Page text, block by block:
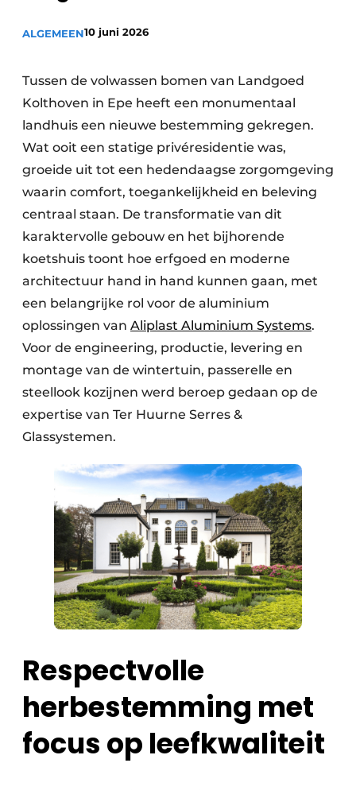
ALGEMEEN10 juni 2026
Tussen de volwassen bomen van Landgoed
Kolthoven in Epe heeft een monumentaal
landhuis een nieuwe bestemming gekregen.
Wat ooit een statige privéresidentie was,
groeide uit tot een hedendaagse zorgomgeving
waarin comfort, toegankelijkheid en beleving
centraal staan. De transformatie van dit
karaktervolle gebouw en het bijhorende
koetshuis toont hoe erfgoed en moderne
architectuur hand in hand kunnen gaan, met
een belangrijke rol voor de aluminium
oplossingen van Aliplast Aluminium Systems.
Voor de engineering, productie, levering en
montage van de wintertuin, passerelle en
steellook kozijnen werd beroep gedaan op de
expertise van Ter Huurne Serres &
Glassystemen.
Respectvolle
herbestemming met
focus op leefkwaliteit